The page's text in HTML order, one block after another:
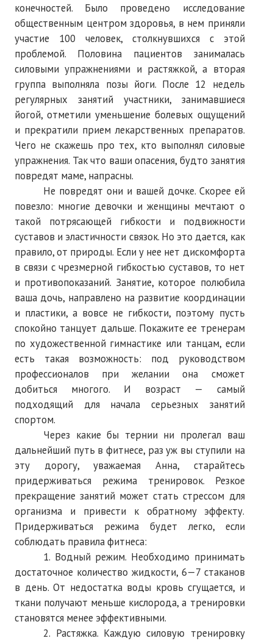
конечностей. Было проведено исследование
общественным центром здоровья, в нем приняли
участие 100 человек, столкнувшихся с этой
проблемой. Половина пациентов занималась
силовыми упражнениями и растяжкой, а вторая
группа выполняла позы йоги. После 12 недель
регулярных занятий участники, занимавшиеся
йогой, отметили уменьшение болевых ощущений
и прекратили прием лекарственных препаратов.
Чего не скажешь про тех, кто выполнял силовые
упражнения. Так что ваши опасения, будто занятия
повредят маме, напрасны.
Не повредят они и вашей дочке. Скорее ей
повезло: многие девочки и женщины мечтают о
такой потрясающей гибкости и подвижности
суставов и эластичности связок. Но это дается, как
правило, от природы. Если у нее нет дискомфорта
в связи с чрезмерной гибкостью суставов, то нет
и противопоказаний. Занятие, которое полюбила
ваша дочь, направлено на развитие координации
и пластики, а вовсе не гибкости, поэтому пусть
спокойно танцует дальше. Покажите ее тренерам
по художественной гимнастике или танцам, если
есть такая возможность: под руководством
профессионалов при желании она сможет
добиться многого. И возраст — самый
подходящий для начала серьезных занятий
спортом.
Через какие бы тернии ни пролегал ваш
дальнейший путь в фитнесе, раз уж вы ступили на
эту дорогу, уважаемая Анна, старайтесь
придерживаться режима тренировок. Резкое
прекращение занятий может стать стрессом для
организма и привести к обратному эффекту.
Придерживаться режима будет легко, если
соблюдать правила фитнеса:
1. Водный режим. Необходимо принимать
достаточное количество жидкости, 6—7 стаканов
в день. От недостатка воды кровь сгущается, и
ткани получают меньше кислорода, а тренировки
становятся менее эффективными.
2. Растяжка. Каждую силовую тренировку